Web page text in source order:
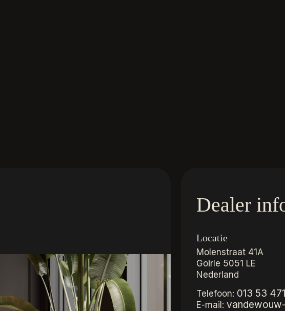
Dealer
Locatie
Molenstraat 41A
Goirle 5051 LE
Nederland
Telefoon: 013 53
E-mail: